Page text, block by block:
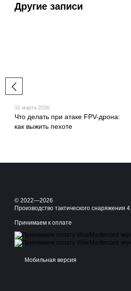
Другие записи
31 марта 2026
Что делать при атаке FPV-дрона:
как выжить пехоте
© 2022—2026
Производство тактического снаряжения
Принимаем к оплате
Мобильная версия